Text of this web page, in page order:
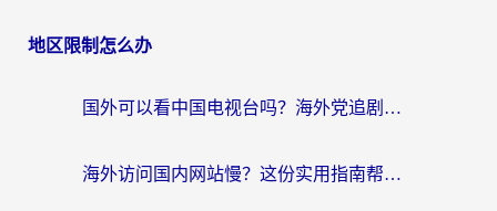
地区限制怎么办
国外可以看中国电视台吗？海外党追剧看片的终极解决方案来了
海外访问国内网站慢？这份实用指南帮你无缝解锁国内资源（附加速器选择技巧）